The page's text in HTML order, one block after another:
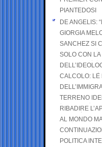
PIANTEDOSI
DE ANGELIS:
GIORGIA
SANCHEZ SI
SOLO CON
CALCOLO: LE
TERRENO
RIBADIRE
AL MONDO
POLITICA